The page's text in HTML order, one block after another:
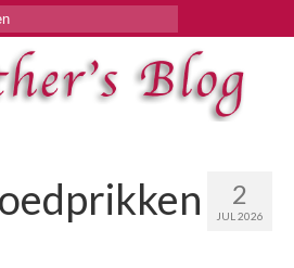
2
JUL 2026